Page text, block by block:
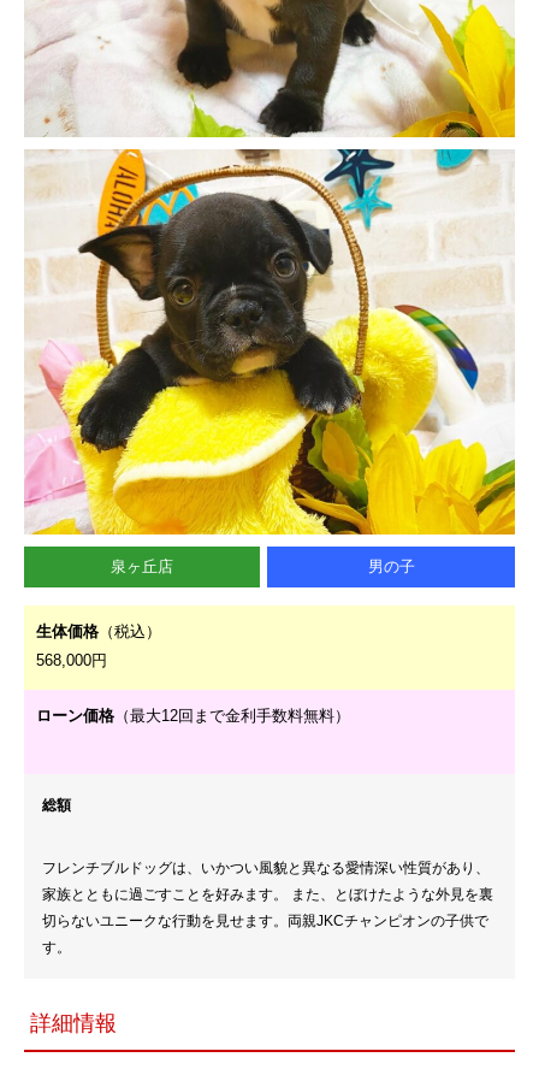
泉ヶ丘店 男の子
生体価格 （税込）
568,000円
ローン価格 （最大12回まで金利手数料無料）
総額
フレンチブルドッグは、いかつい風貌と異なる愛情深い性質があり、
家族とともに過ごすことを好みます。 また、とぼけたような外見を裏
切らないユニークな行動を見せます。両親JKCチャンピオンの子供で
す。
詳細情報